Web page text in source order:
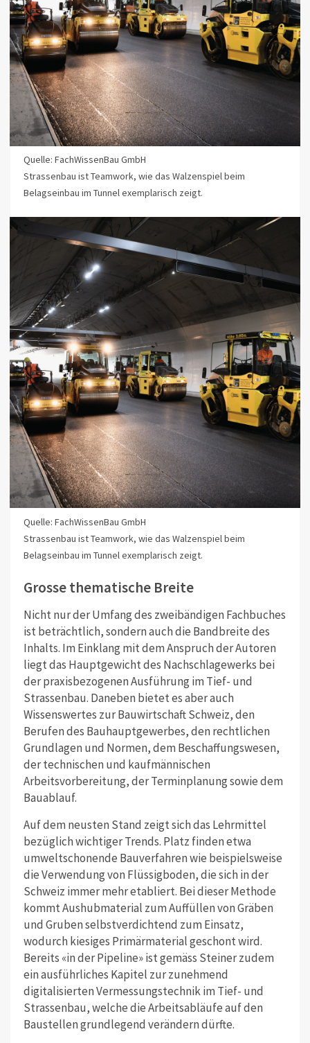
Quelle: FachWissenBau GmbH
Strassenbau ist Teamwork, wie das Walzenspiel beim
Belagseinbau im Tunnel exemplarisch zeigt.
Quelle: FachWissenBau GmbH
Strassenbau ist Teamwork, wie das Walzenspiel beim
Belagseinbau im Tunnel exemplarisch zeigt.
Grosse thematische Breite
Nicht nur der Umfang des zweibändigen Fachbuches
ist beträchtlich, sondern auch die Bandbreite des
Inhalts. Im Einklang mit dem Anspruch der Autoren
liegt das Hauptgewicht des Nachschlagewerks bei
der praxisbezogenen Ausführung im Tief- und
Strassenbau. Daneben bietet es aber auch
Wissenswertes zur Bauwirtschaft Schweiz, den
Berufen des Bauhauptgewerbes, den rechtlichen
Grundlagen und Normen, dem Beschaffungswesen,
der technischen und kaufmännischen
Arbeitsvorbereitung, der Terminplanung sowie dem
Bauablauf.
Auf dem neusten Stand zeigt sich das Lehrmittel
bezüglich wichtiger Trends. Platz finden etwa
umweltschonende Bauverfahren wie beispielsweise
die Verwendung von Flüssigboden, die sich in der
Schweiz immer mehr etabliert. Bei dieser Methode
kommt Aushubmaterial zum Auffüllen von Gräben
und Gruben selbstverdichtend zum Einsatz,
wodurch kiesiges Primärmaterial geschont wird.
Bereits «in der Pipeline» ist gemäss Steiner zudem
ein ausführliches Kapitel zur zunehmend
digitalisierten Vermessungstechnik im Tief- und
Strassenbau, welche die Arbeitsabläufe auf den
Baustellen grundlegend verändern dürfte.